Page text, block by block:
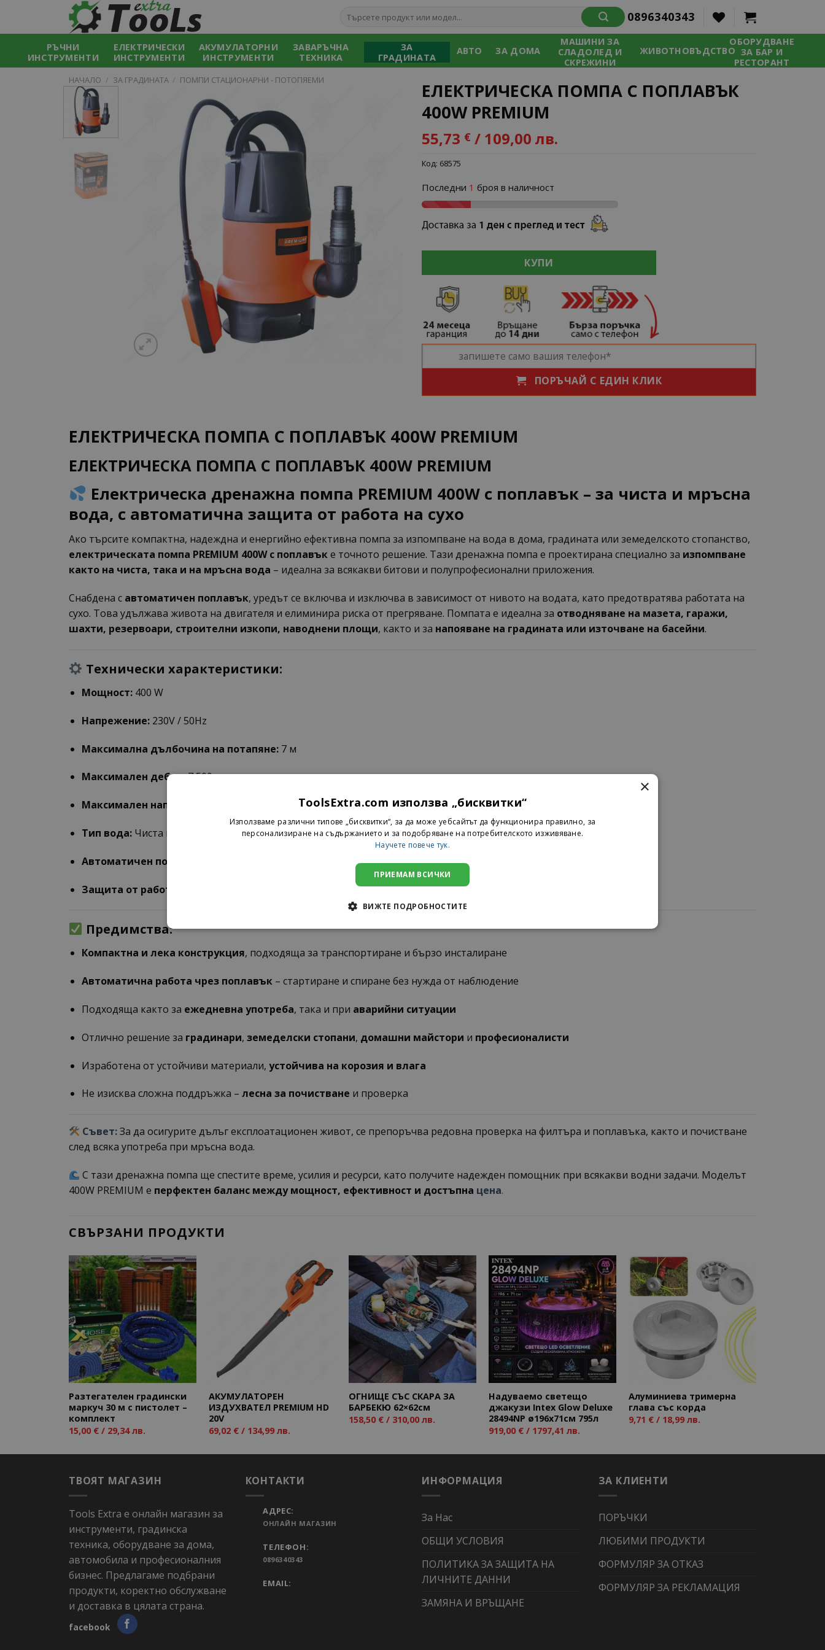
content
за:
0896340343
РЪЧНИ
ИНСТРУМЕНТИ
ЕЛЕКТРИЧЕСКИ
ИНСТРУМЕНТИ
АКУМУЛАТОРНИ
ИНСТРУМЕНТИ
ЗАВАРЪЧНА
ТЕХНИКА
ЗА
ГРАДИНАТА
АВТО ЗА ДОМА
МАШИНИ ЗА
СЛАДОЛЕД И
СКРЕЖИНИ
ЖИВОТНОВЪДСТВО
ОБОРУДВАНЕ
ЗА БАР И
РЕСТОРАНТ
НАЧАЛО / ЗА ГРАДИНАТА / ПОМПИ СТАЦИОНАРНИ - ПОТОПЯЕМИ
ЕЛЕКТРИЧЕСКА ПОМПА С ПОПЛАВЪК
400W PREMIUM
55,73 € / 109,00 лв.
Код: 68575
Последни 1 броя в наличност
КУПИ
ПОРЪЧАЙ С ЕДИН КЛИК
ЕЛЕКТРИЧЕСКА ПОМПА С ПОПЛАВЪК 400W PREMIUM
ЕЛЕКТРИЧЕСКА ПОМПА С ПОПЛАВЪК 400W PREMIUM
Електрическа дренажна помпа PREMIUM 400W с поплавък – за чиста и мръсна
вода, с автоматична защита от работа на сухо
Ако търсите компактна, надеждна и енергийно ефективна помпа за изпомпване на вода в дома, градината или земеделското стопанство,
електрическата помпа PREMIUM 400W с поплавъке точното решение. Тази дренажна помпа е проектирана специално за изпомпване
както на чиста, така и на мръсна вода – идеална за всякакви битови и полупрофесионални приложения.
Снабдена с автоматичен поплавък, уредът се включва и изключва в зависимост от нивото на водата, като предотвратява работата на
сухо. Това удължава живота на двигателя и елиминира риска от прегряване. Помпата е идеална за отводняване на мазета, гаражи,
шахти, резервоари, строителни изкопи, наводнени площи, както и за напояване на градината или източване на басейни.
Технически характеристики:
Мощност:400 W
Напрежение:230V / 50Hz
Максимална дълбочина на потапяне:7 м
Максимален дебит:7 500 литра на час
Максимален напор:
Тип вода:Чиста и мръсна
Автоматичен поплавък:
Защита от работа без вода:
Предимства:
Компактна и лека конструкция, подходяща за транспортиране и бързо инсталиране
Автоматична работа чрез поплавък– стартиране и спиране без нужда от наблюдение
Подходяща както за ежедневна употреба, така и при аварийни ситуации
Отлично решение за градинари, земеделски стопани, домашни майстори и професионалисти
Изработена от устойчиви материали, устойчива на корозия и влага
Не изисква сложна поддръжка – лесна за почистване и проверка
Съвет:За да осигурите дълъг експлоатационен живот, се препоръчва редовна проверка на филтъра и поплавъка, както и почистване
след всяка употреба при мръсна вода.
С тази дренажна помпа ще спестите време, усилия и ресурси, като получите надежден помощник при всякакви водни задачи. Моделът
400W PREMIUM е перфектен баланс между мощност, ефективност и достъпна цена.
СВЪРЗАНИ ПРОДУКТИ
Add to
wishlist
Разтегателен градински
маркуч 30 м с пистолет –
комплект
15,00 €/ 29,34 лв.
АКУМУЛАТОРЕН
ИЗДУХВАТЕЛ PREMIUM HD
20V
69,02 €/ 134,99 лв.
Add to
wishlist
ОГНИЩЕ СЪС СКАРА ЗА
БАРБЕКЮ 62×62см
158,50 €/ 310,00 лв.
Add to
wishlist
Надуваемо светещо
джакузи Intex Glow Deluxe
28494NP ø196х71см 795л
919,00 €/ 1797,41 лв.
Add to
wishlist
Алуминиева тримерна
глава със корда
9,71 €/ 18,99 лв.
ТВОЯТ МАГАЗИН
Tools Extra е онлайн магазин за
инструменти, градинска
техника, оборудване за дома,
автомобила и професионалния
бизнес. Предлагаме подбрани
продукти, коректно обслужване
и доставка в цялата страна.
facebook
КОНТАКТИ
АДРЕС:
ОНЛАЙН МАГАЗИН
ТЕЛЕФОН:
0896340343
EMAIL:
ИНФОРМАЦИЯ
За Нас
ОБЩИ УСЛОВИЯ
ПОЛИТИКА ЗА ЗАЩИТА НА
ЛИЧНИТЕ ДАННИ
ЗАМЯНА И ВРЪЩАНЕ
ЗА КЛИЕНТИ
ПОРЪЧКИ
ЛЮБИМИ ПРОДУКТИ
ФОРМУЛЯР ЗА ОТКАЗ
ФОРМУЛЯР ЗА РЕКЛАМАЦИЯ
×
ToolsExtra.com използва „бисквитки“
Използваме различни типове „бисквитки“, за да може уебсайтът да функционира правилно, за
персонализиране на съдържанието и за подобряване на потребителското изживяване.
Научете повече тук.
ПРИЕМАМ ВСИЧКИ
ВИЖТЕ ПОДРОБНОСТИТЕ